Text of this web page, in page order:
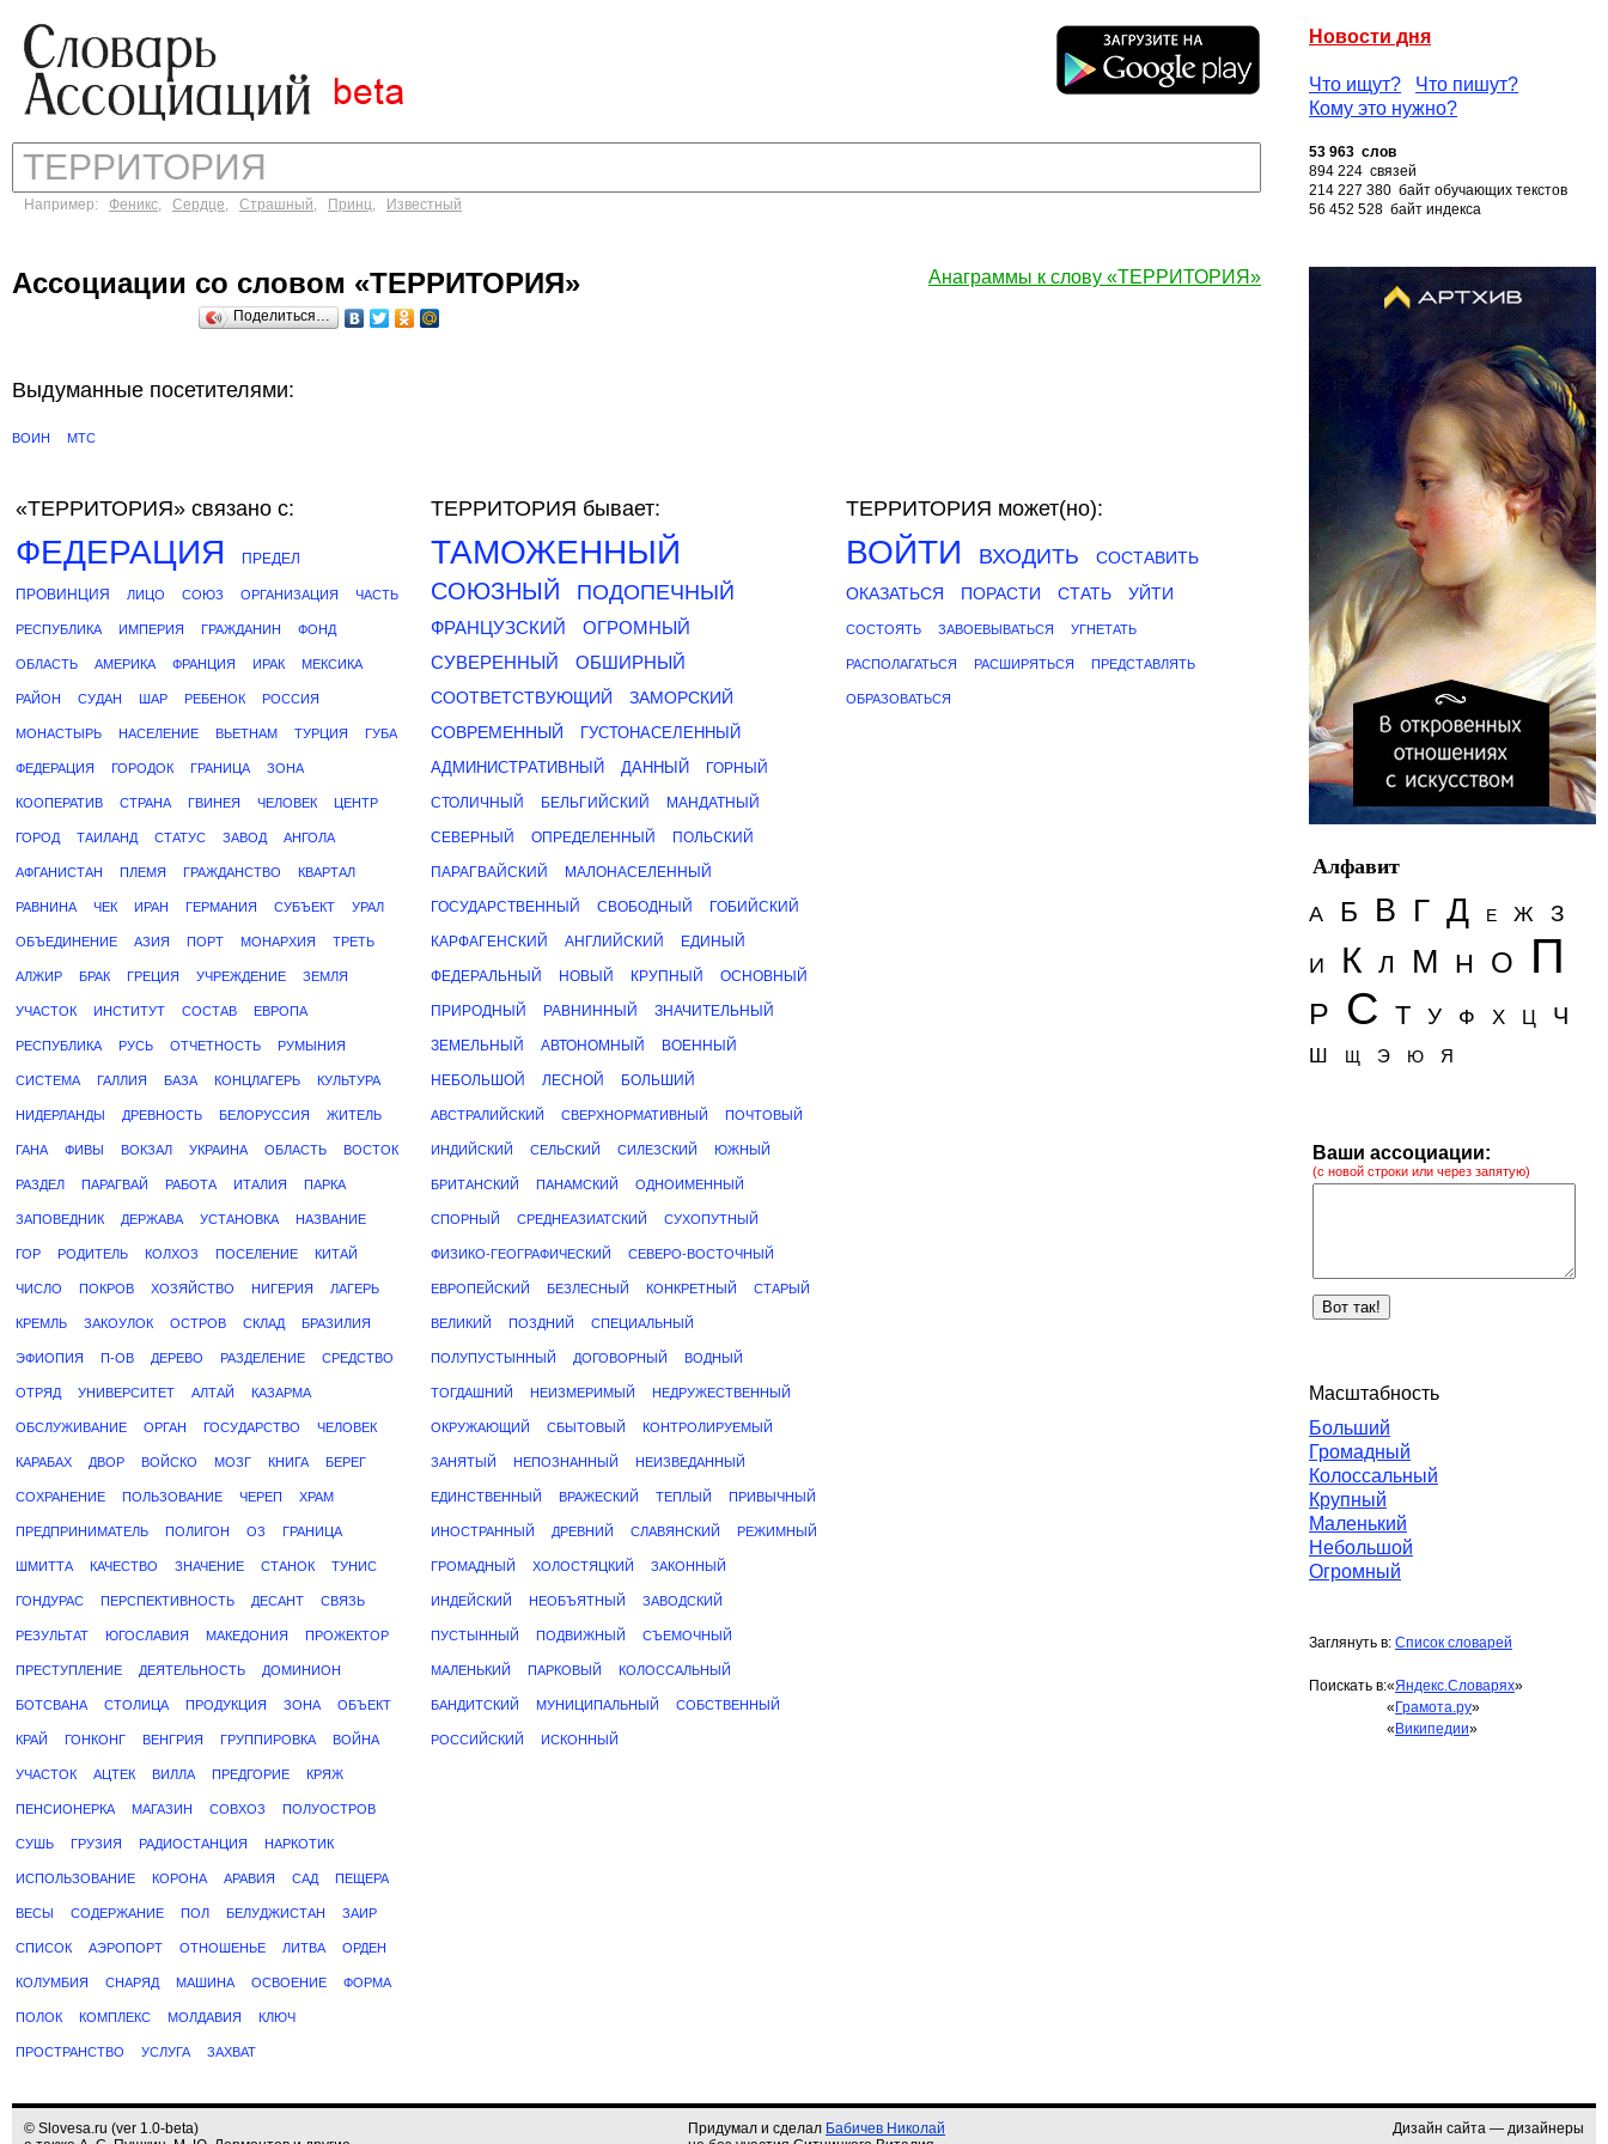
Новости дня
Что ищут?
Что пишут?
Кому это нужно?
Например: Феникс, Сердце, Страшный, Принц, Известный
53 963 слов
894 224 связей
214 227 380 байт обучающих текстов
56 452 528 байт индекса
Анаграммы к слову «ТЕРРИТОРИЯ»
Ассоциации со словом «ТЕРРИТОРИЯ»
Поделиться…
Выдуманные посетителями:
ВОИН МТС
«ТЕРРИТОРИЯ» связано с:
ФЕДЕРАЦИЯ ПРЕДЕЛ
ПРОВИНЦИЯ ЛИЦО СОЮЗ ОРГАНИЗАЦИЯ ЧАСТЬ
РЕСПУБЛИКА ИМПЕРИЯ ГРАЖДАНИН ФОНД
ОБЛАСТЬ АМЕРИКА ФРАНЦИЯ ИРАК МЕКСИКА
РАЙОН СУДАН ШАР РЕБЕНОК РОССИЯ
МОНАСТЫРЬ НАСЕЛЕНИЕ ВЬЕТНАМ ТУРЦИЯ ГУБА
ФЕДЕРАЦИЯ ГОРОДОК ГРАНИЦА ЗОНА
КООПЕРАТИВ СТРАНА ГВИНЕЯ ЧЕЛОВЕК ЦЕНТР
ГОРОД ТАИЛАНД СТАТУС ЗАВОД АНГОЛА
АФГАНИСТАН ПЛЕМЯ ГРАЖДАНСТВО КВАРТАЛ
РАВНИНА ЧЕК ИРАН ГЕРМАНИЯ СУБЪЕКТ УРАЛ
ОБЪЕДИНЕНИЕ АЗИЯ ПОРТ МОНАРХИЯ ТРЕТЬ
АЛЖИР БРАК ГРЕЦИЯ УЧРЕЖДЕНИЕ ЗЕМЛЯ
УЧАСТОК ИНСТИТУТ СОСТАВ ЕВРОПА
РЕСПУБЛИКА РУСЬ ОТЧЕТНОСТЬ РУМЫНИЯ
СИСТЕМА ГАЛЛИЯ БАЗА КОНЦЛАГЕРЬ КУЛЬТУРА
НИДЕРЛАНДЫ ДРЕВНОСТЬ БЕЛОРУССИЯ ЖИТЕЛЬ
ГАНА ФИВЫ ВОКЗАЛ УКРАИНА ОБЛАСТЬ ВОСТОК
РАЗДЕЛ ПАРАГВАЙ РАБОТА ИТАЛИЯ ПАРКА
ЗАПОВЕДНИК ДЕРЖАВА УСТАНОВКА НАЗВАНИЕ
ГОР РОДИТЕЛЬ КОЛХОЗ ПОСЕЛЕНИЕ КИТАЙ
ЧИСЛО ПОКРОВ ХОЗЯЙСТВО НИГЕРИЯ ЛАГЕРЬ
КРЕМЛЬ ЗАКОУЛОК ОСТРОВ СКЛАД БРАЗИЛИЯ
ЭФИОПИЯ П-ОВ ДЕРЕВО РАЗДЕЛЕНИЕ СРЕДСТВО
ОТРЯД УНИВЕРСИТЕТ АЛТАЙ КАЗАРМА
ОБСЛУЖИВАНИЕ ОРГАН ГОСУДАРСТВО ЧЕЛОВЕК
КАРАБАХ ДВОР ВОЙСКО МОЗГ КНИГА БЕРЕГ
СОХРАНЕНИЕ ПОЛЬЗОВАНИЕ ЧЕРЕП ХРАМ
ПРЕДПРИНИМАТЕЛЬ ПОЛИГОН ОЗ ГРАНИЦА
ШМИТТА КАЧЕСТВО ЗНАЧЕНИЕ СТАНОК ТУНИС
ГОНДУРАС ПЕРСПЕКТИВНОСТЬ ДЕСАНТ СВЯЗЬ
РЕЗУЛЬТАТ ЮГОСЛАВИЯ МАКЕДОНИЯ ПРОЖЕКТОР
ПРЕСТУПЛЕНИЕ ДЕЯТЕЛЬНОСТЬ ДОМИНИОН
БОТСВАНА СТОЛИЦА ПРОДУКЦИЯ ЗОНА ОБЪЕКТ
КРАЙ ГОНКОНГ ВЕНГРИЯ ГРУППИРОВКА ВОЙНА
УЧАСТОК АЦТЕК ВИЛЛА ПРЕДГОРИЕ КРЯЖ
ПЕНСИОНЕРКА МАГАЗИН СОВХОЗ ПОЛУОСТРОВ
СУШЬ ГРУЗИЯ РАДИОСТАНЦИЯ НАРКОТИК
ИСПОЛЬЗОВАНИЕ КОРОНА АРАВИЯ САД ПЕЩЕРА
ВЕСЫ СОДЕРЖАНИЕ ПОЛ БЕЛУДЖИСТАН ЗАИР
СПИСОК АЭРОПОРТ ОТНОШЕНЬЕ ЛИТВА ОРДЕН
КОЛУМБИЯ СНАРЯД МАШИНА ОСВОЕНИЕ ФОРМА
ПОЛОК КОМПЛЕКС МОЛДАВИЯ КЛЮЧ
ПРОСТРАНСТВО УСЛУГА ЗАХВАТ
ТЕРРИТОРИЯ бывает:
ТАМОЖЕННЫЙ
СОЮЗНЫЙ ПОДОПЕЧНЫЙ
ФРАНЦУЗСКИЙ
ОГРОМНЫЙ
СУВЕРЕННЫЙ
ОБШИРНЫЙ
СООТВЕТСТВУЮЩИЙ
ЗАМОРСКИЙ
СОВРЕМЕННЫЙ
ГУСТОНАСЕЛЕННЫЙ
АДМИНИСТРАТИВНЫЙ
ДАННЫЙ ГОРНЫЙ
СТОЛИЧНЫЙ БЕЛЬГИЙСКИЙ МАНДАТНЫЙ
СЕВЕРНЫЙ ОПРЕДЕЛЕННЫЙ ПОЛЬСКИЙ
ПАРАГВАЙСКИЙ МАЛОНАСЕЛЕННЫЙ
ГОСУДАРСТВЕННЫЙ СВОБОДНЫЙ ГОБИЙСКИЙ
КАРФАГЕНСКИЙ АНГЛИЙСКИЙ ЕДИНЫЙ
ФЕДЕРАЛЬНЫЙ НОВЫЙ КРУПНЫЙ ОСНОВНЫЙ
ПРИРОДНЫЙ РАВНИННЫЙ ЗНАЧИТЕЛЬНЫЙ
ЗЕМЕЛЬНЫЙ АВТОНОМНЫЙ ВОЕННЫЙ
НЕБОЛЬШОЙ ЛЕСНОЙ БОЛЬШИЙ
АВСТРАЛИЙСКИЙ СВЕРХНОРМАТИВНЫЙ ПОЧТОВЫЙ
ИНДИЙСКИЙ СЕЛЬСКИЙ СИЛЕЗСКИЙ ЮЖНЫЙ
БРИТАНСКИЙ ПАНАМСКИЙ ОДНОИМЕННЫЙ
СПОРНЫЙ СРЕДНЕАЗИАТСКИЙ СУХОПУТНЫЙ
ФИЗИКО-ГЕОГРАФИЧЕСКИЙ СЕВЕРО-ВОСТОЧНЫЙ
ЕВРОПЕЙСКИЙ БЕЗЛЕСНЫЙ КОНКРЕТНЫЙ СТАРЫЙ
ВЕЛИКИЙ ПОЗДНИЙ СПЕЦИАЛЬНЫЙ
ПОЛУПУСТЫННЫЙ ДОГОВОРНЫЙ ВОДНЫЙ
ТОГДАШНИЙ НЕИЗМЕРИМЫЙ НЕДРУЖЕСТВЕННЫЙ
ОКРУЖАЮЩИЙ СБЫТОВЫЙ КОНТРОЛИРУЕМЫЙ
ЗАНЯТЫЙ НЕПОЗНАННЫЙ НЕИЗВЕДАННЫЙ
ЕДИНСТВЕННЫЙ ВРАЖЕСКИЙ ТЕПЛЫЙ ПРИВЫЧНЫЙ
ИНОСТРАННЫЙ ДРЕВНИЙ СЛАВЯНСКИЙ РЕЖИМНЫЙ
ГРОМАДНЫЙ ХОЛОСТЯЦКИЙ ЗАКОННЫЙ
ИНДЕЙСКИЙ НЕОБЪЯТНЫЙ ЗАВОДСКИЙ
ПУСТЫННЫЙ ПОДВИЖНЫЙ СЪЕМОЧНЫЙ
МАЛЕНЬКИЙ ПАРКОВЫЙ КОЛОССАЛЬНЫЙ
БАНДИТСКИЙ МУНИЦИПАЛЬНЫЙ СОБСТВЕННЫЙ
РОССИЙСКИЙ ИСКОННЫЙ
ТЕРРИТОРИЯ может(но):
ВОЙТИ ВХОДИТЬ
СОСТАВИТЬ
ОКАЗАТЬСЯ
ПОРАСТИ СТАТЬ УЙТИ
СОСТОЯТЬ ЗАВОЕВЫВАТЬСЯ УГНЕТАТЬ
РАСПОЛАГАТЬСЯ РАСШИРЯТЬСЯ ПРЕДСТАВЛЯТЬ
ОБРАЗОВАТЬСЯ
Алфавит
А
Б В Г Д Е Ж З
И К Л М Н О П
Р С Т У Ф Х Ц Ч
Ш Щ Э Ю Я
Ваши ассоциации:
(с новой строки или через запятую)
Масштабность
Больший
Громадный
Колоссальный
Крупный
Маленький
Небольшой
Огромный
Заглянуть в: Список словарей
Поискать в:«Яндекс.Словарях»
« Грамота.ру»
« Википедии»
© Slovesa.ru (ver 1.0-beta)
Придумал и сделал Бабичев Николай
Дизайн сайта — дизайнеры